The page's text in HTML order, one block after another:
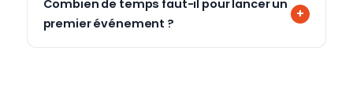
Combien de temps faut-il pour lancer un
premier événement ?